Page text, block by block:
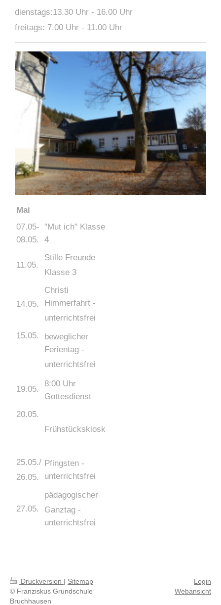
dienstags:13.30 Uhr - 16.00 Uhr
freitags: 7.00 Uhr - 11.00 Uhr
Mai
07.05-
08.05.
"Mut ich" Klasse
4
11.05.
Stille Freunde
Klasse 3
14.05.
Christi
Himmerfahrt -
unterrichtsfrei
15.05.
beweglicher
Ferientag -
unterrichtsfrei
19.05.
8:00 Uhr
Gottesdienst
20.05.
Frühstückskiosk
25.05./
26.05.
Pfingsten -
unterrichtsfrei
27.05.
pädagogischer
Ganztag -
unterrichtsfrei
Druckversion | Sitemap
© Franziskus Grundschule
Bruchhausen
Login
Webansicht